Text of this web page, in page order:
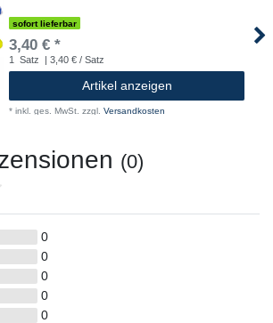
sofort lieferbar
3,40 € *
1 Satz | 3,40 € / Satz
Artikel anzeigen
* inkl. ges. MwSt. zzgl. Versandkosten
(0)
0
0
0
0
0